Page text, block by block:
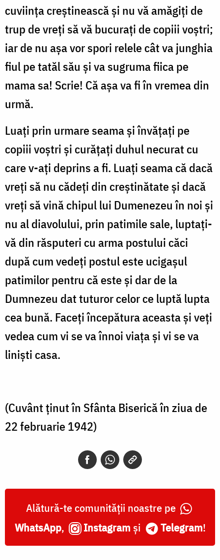
cuviinţa creştinească şi nu vă amăgiţi de
trup de vreţi să vă bucuraţi de copiii voştri;
iar de nu aşa vor spori relele cât va junghia
fiul pe tatăl său şi va sugruma fiica pe
mama sa! Scrie! Că aşa va fi în vremea din
urmă.
Luaţi prin urmare seama şi învăţaţi pe
copiii voştri şi curăţaţi duhul necurat cu
care v-aţi deprins a fi. Luaţi seama că dacă
vreţi să nu cădeţi din creştinătate şi dacă
vreţi să vină chipul lui Dumenezeu în noi şi
nu al diavolului, prin patimile sale, luptaţi-
vă din răsputeri cu arma postului căci
după cum vedeţi postul este ucigaşul
patimilor pentru că este şi dar de la
Dumnezeu dat tuturor celor ce luptă lupta
cea bună. Faceţi începătura aceasta şi veţi
vedea cum vi se va înnoi viaţa şi vi se va
linişti casa.
(Cuvânt ţinut în Sfânta Biserică în ziua de
22 februarie 1942)
Alătură-te comunității noastre pe
WhatsApp, Instagram și Telegram!